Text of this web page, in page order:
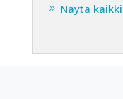
Näytä kaikki